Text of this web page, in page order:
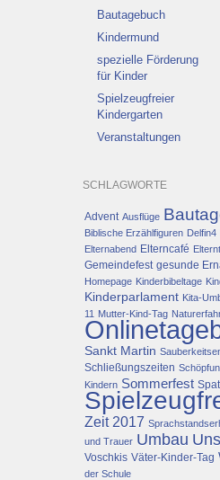
Bautagebuch
Kindermund
spezielle Förderung
für Kinder
Spielzeugfreier
Kindergarten
Veranstaltungen
SCHLAGWORTE
Advent Ausflüge
Biblische Erzählfiguren Delfin4
Elternabend Elterncafé
Gemeindefest gesunde
Homepage Kinderbibeltage
Kinderparlament Kita-
11 Mutter-Kind-Tag
Sankt Martin
Schließungszeiten
Kindern Sommerfest
Zeit 2017
und Trauer Umbau
Voschkis Väter-Kinder-Tag
der Schule